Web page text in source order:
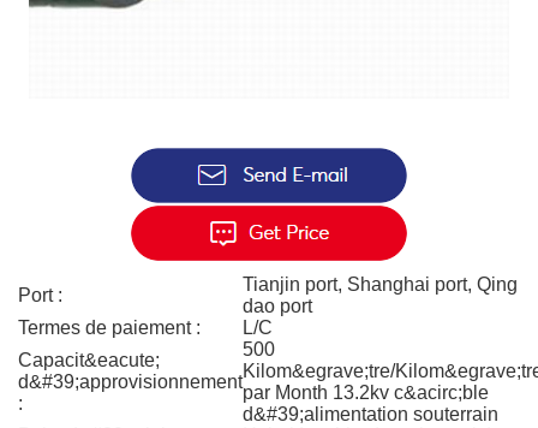
Port :
Tianjin port, Shanghai port, Qing
dao port
Termes de paiement :
L/C
Capacit&eacute;
d&#39;approvisionnement
:
500
Kilom&egrave;tre/
par Month 13.2kv c&acirc;ble
d&#39;alimentation souterrain